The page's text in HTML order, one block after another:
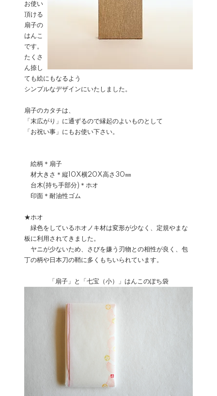
お使い
頂ける
扇子の
はんこ
です。
たくさ
ん捺し
ても絵にもなるよう
シンプルなデザインにいたしました。
扇子のカタチは、
「末広がり」に通ずるので縁起のよいものとして
「お祝い事」にもお使い下さい。
絵柄＊扇子
材大きさ＊縦10X横20X高さ30㎜
台木(持ち手部分)＊ホオ
印面＊耐油性ゴム
★ホオ
緑色をしているホオノキ材は変形が少なく、定規やまな
板に利用されてきました。
ヤニが少ないため、さびを嫌う刃物との相性が良く、包
丁の柄や日本刀の鞘に多くもちいられています。
「扇子」と「七宝（小）」はんこのぽち袋